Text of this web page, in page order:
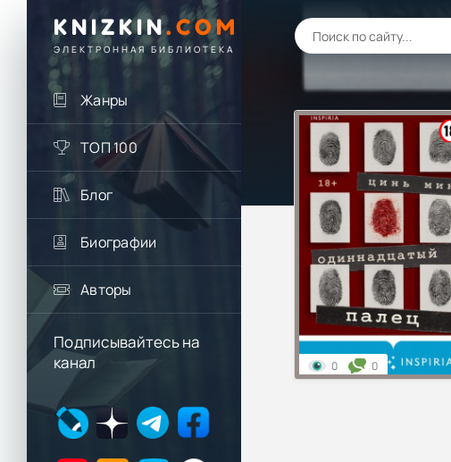
KNIZKIN. COM
ЭЛЕКТРОННАЯ БИБЛИОТЕКА
Жанры
ТОП 100
Блог
Биографии
Авторы
Подписывайтесь на
канал
0 0